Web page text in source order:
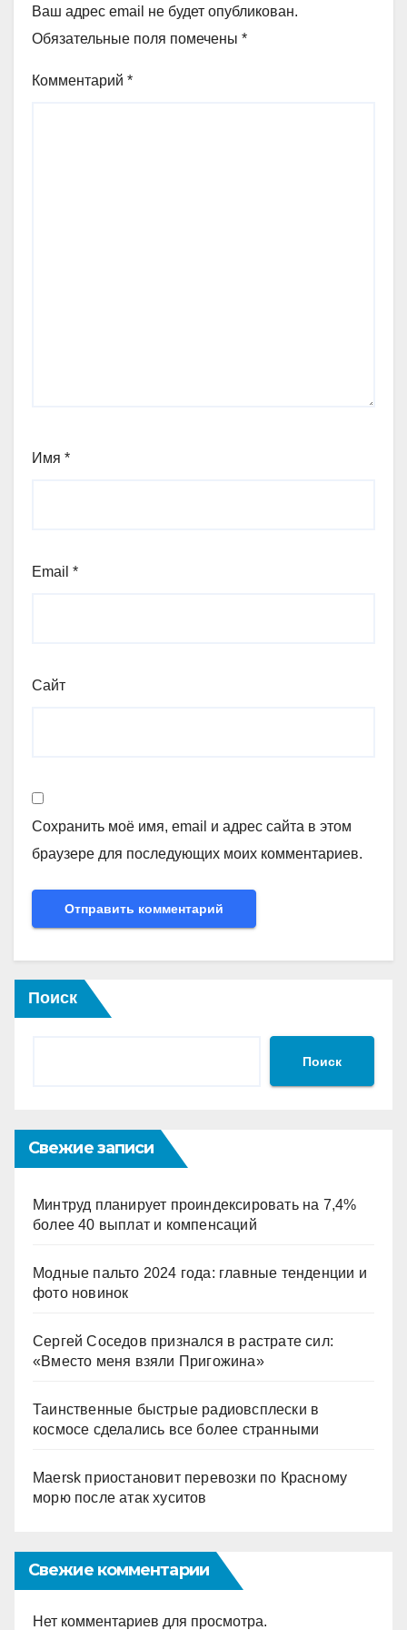
Ваш адрес email не будет опубликован.
Обязательные поля помечены *
Комментарий *
Имя *
Email *
Сайт
Сохранить моё имя, email и адрес сайта в этом
браузере для последующих моих комментариев.
Поиск
Поиск
Свежие записи
Минтруд планирует проиндексировать на 7,4%
более 40 выплат и компенсаций
Модные пальто 2024 года: главные тенденции и
фото новинок
Сергей Соседов признался в растрате сил:
«Вместо меня взяли Пригожина»
Таинственные быстрые радиовсплески в
космосе сделались все более странными
Maersk приостановит перевозки по Красному
морю после атак хуситов
Свежие комментарии
Нет комментариев для просмотра.